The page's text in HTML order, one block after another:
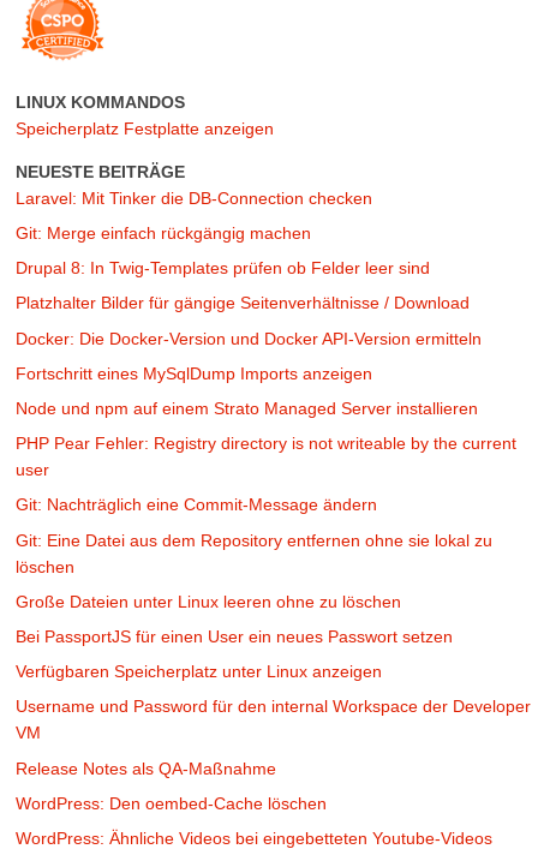
LINUX KOMMANDOS
Speicherplatz Festplatte anzeigen
NEUESTE BEITRÄGE
Laravel: Mit Tinker die DB-Connection checken
Git: Merge einfach rückgängig machen
Drupal 8: In Twig-Templates prüfen ob Felder leer sind
Platzhalter Bilder für gängige Seitenverhältnisse / Download
Docker: Die Docker-Version und Docker API-Version ermitteln
Fortschritt eines MySqlDump Imports anzeigen
Node und npm auf einem Strato Managed Server installieren
PHP Pear Fehler: Registry directory is not writeable by the current
user
Git: Nachträglich eine Commit-Message ändern
Git: Eine Datei aus dem Repository entfernen ohne sie lokal zu
löschen
Große Dateien unter Linux leeren ohne zu löschen
Bei PassportJS für einen User ein neues Passwort setzen
Verfügbaren Speicherplatz unter Linux anzeigen
Username und Password für den internal Workspace der Developer
VM
Release Notes als QA-Maßnahme
WordPress: Den oembed-Cache löschen
WordPress: Ähnliche Videos bei eingebetteten Youtube-Videos